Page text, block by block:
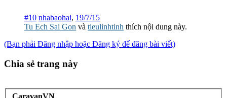
#10 nhabaohai, 19/7/15
Tu Ech Sai Gon và tieulinhtinh thích nội dung này.
(Bạn phải Đăng nhập hoặc Đăng ký để đăng bài viết)
Chia sẻ trang này